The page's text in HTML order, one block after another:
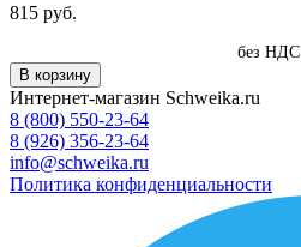
815 руб.
без НДС
В корзину
Интернет-магазин Schweika.ru
8 (800) 550-23-64
8 (926) 356-23-64
info@schweika.ru
Политика конфиденциальности